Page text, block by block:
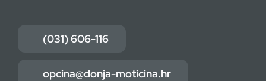
(031) 606-116
opcina@donja-moticina.hr